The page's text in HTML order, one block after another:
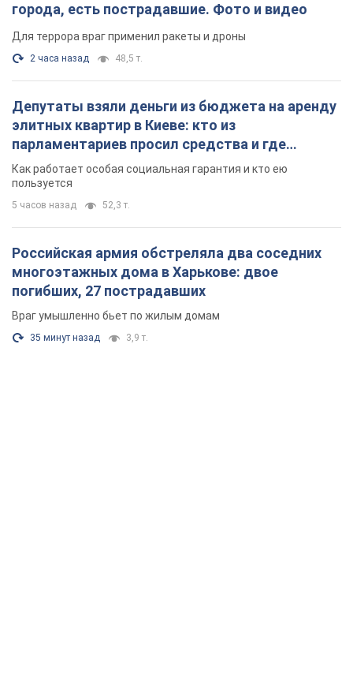
города, есть пострадавшие. Фото и видео
Для террора враг применил ракеты и дроны
2 часа назад 48,5 т.
Депутаты взяли деньги из бюджета на аренду
элитных квартир в Киеве: кто из
парламентариев просил средства и где
поселился
Как работает особая социальная гарантия и кто ею
пользуется
5 часов назад 52,3 т.
Российская армия обстреляла два соседних
многоэтажных дома в Харькове: двое
погибших, 27 пострадавших
Враг умышленно бьет по жилым домам
35 минут назад 3,9 т.